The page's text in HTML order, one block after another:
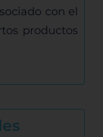
con el
productos